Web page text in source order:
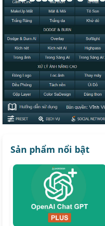
Sản phẩm nổi bật